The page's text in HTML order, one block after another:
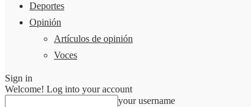
Deportes
Opinión
Artículos de opinión
Voces
Sign in
Welcome! Log into your account
your username